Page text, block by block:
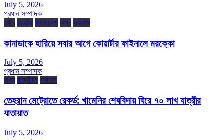
July 5, 2026
প্রধান সম্পাদক
খেলা জাতীয় বাংলাদেশ বিশ্ব সর্বশেষ
কানাডাকে হারিয়ে সবার আগে কোয়ার্টার ফাইনালে মরক্কো
July 5, 2026
প্রধান সম্পাদক
বিশ্ব রাজনীতি সর্বশেষ
তেহরান মেট্রোতে রেকর্ড: খামেনির শেষবিদায় ঘিরে ৭০ লাখ যাত্রীর
যাতায়াত
July 5, 2026